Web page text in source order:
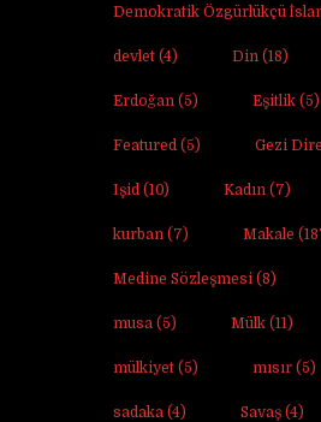
Demokratik Özgürlükçü
devlet (4) Din (18)
Erdoğan (5) Eşitlik (5)
Featured (5) Gezi
Işid (10) Kadın (7)
kurban (7) Makale
Medine Sözleşmesi (8)
musa (5) Mülk (11)
mülkiyet (5) mısır (5)
sadaka (4) Savaş (4)